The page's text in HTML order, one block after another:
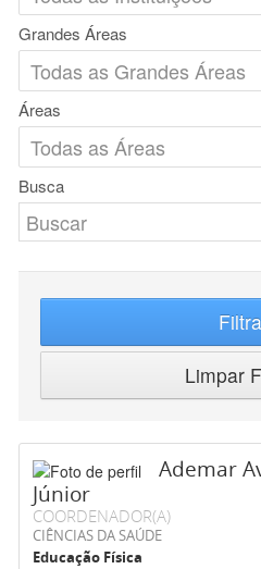
Grandes Áreas
Áreas
Busca
Limpar
Ademar
Júnior
COORDENADOR(A)
CIÊNCIAS DA SAÚDE
Educação Física